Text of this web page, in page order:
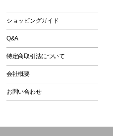
ショッピングガイド
Q&A
特定商取引法について
会社概要
お問い合わせ